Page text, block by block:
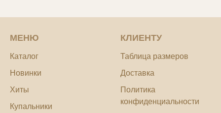
МЕНЮ
Каталог
Новинки
Хиты
Купальники
КЛИЕНТУ
Таблица размеров
Доставка
Политика
конфиденциальности